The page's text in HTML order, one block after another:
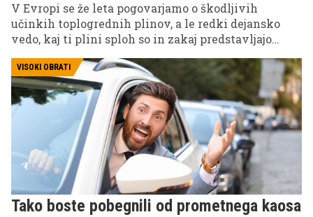
V Evropi se že leta pogovarjamo o škodljivih
učinkih toplogrednih plinov, a le redki dejansko
vedo, kaj ti plini sploh so in zakaj predstavljajo
grožnjo našemu planetu. Zato je prav, da osvetlimo
to problematiko in ponudimo niz učinkovitih in
cenovno ugodnih rešitev za zmanjšanje izpustov
toplogrednih plinov.
VISOKI OBRATI
Tako boste pobegnili od prometnega kaosa